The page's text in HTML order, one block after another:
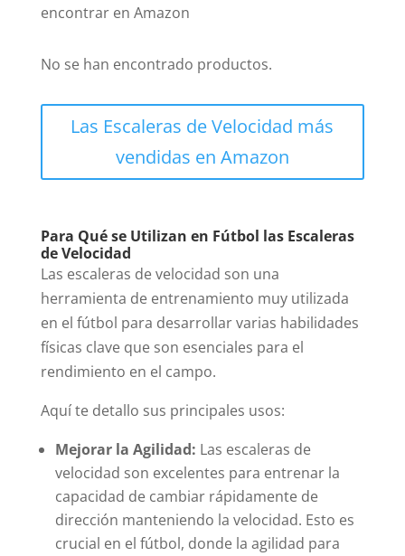
encontrar en Amazon
No se han encontrado productos.
Las Escaleras de Velocidad más
vendidas en Amazon
Para Qué se Utilizan en Fútbol las Escaleras
de Velocidad
Las escaleras de velocidad son una
herramienta de entrenamiento muy utilizada
en el fútbol para desarrollar varias habilidades
físicas clave que son esenciales para el
rendimiento en el campo.
Aquí te detallo sus principales usos:
Mejorar la Agilidad: Las escaleras de
velocidad son excelentes para entrenar la
capacidad de cambiar rápidamente de
dirección manteniendo la velocidad. Esto es
crucial en el fútbol, donde la agilidad para